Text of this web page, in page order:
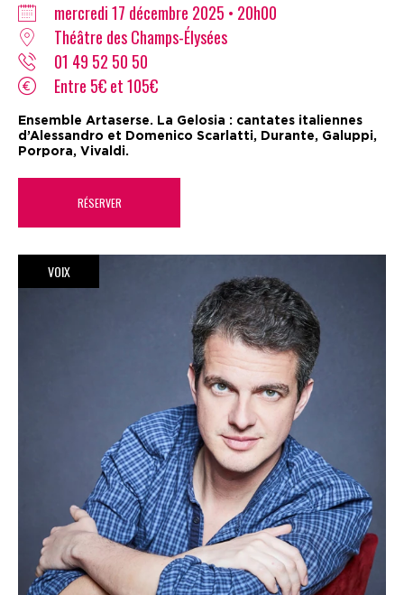
mercredi 17 décembre 2025 • 20h00
Théâtre des Champs-Élysées
01 49 52 50 50
Entre 5€ et 105€
Ensemble Artaserse. La Gelosia : cantates italiennes
d’Alessandro et Domenico Scarlatti, Durante, Galuppi,
Porpora, Vivaldi.
RÉSERVER
VOIX